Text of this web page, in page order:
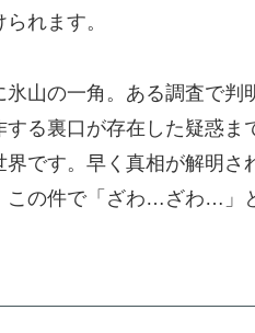
れます。
氷山の一角。ある調査で
する裏口が存在した疑惑ま
界です。早く真相が解明さ
この件で「ざわ…ざわ…」